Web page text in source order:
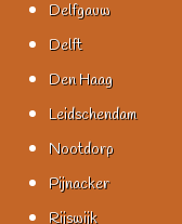
Delfgauw
Delft
Den Haag
Leidschendam
Nootdorp
Pijnacker
Rijswijk